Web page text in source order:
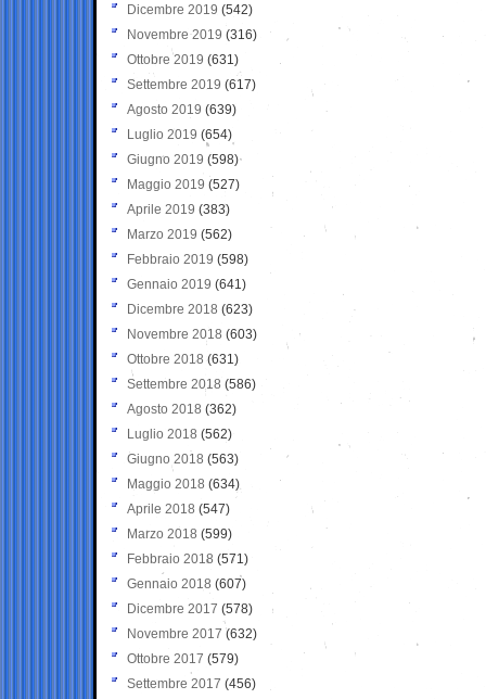
Dicembre 2019 (542)
Novembre 2019 (316)
Ottobre 2019 (631)
Settembre 2019 (617)
Agosto 2019 (639)
Luglio 2019 (654)
Giugno 2019 (598)
Maggio 2019 (527)
Aprile 2019 (383)
Marzo 2019 (562)
Febbraio 2019 (598)
Gennaio 2019 (641)
Dicembre 2018 (623)
Novembre 2018 (603)
Ottobre 2018 (631)
Settembre 2018 (586)
Agosto 2018 (362)
Luglio 2018 (562)
Giugno 2018 (563)
Maggio 2018 (634)
Aprile 2018 (547)
Marzo 2018 (599)
Febbraio 2018 (571)
Gennaio 2018 (607)
Dicembre 2017 (578)
Novembre 2017 (632)
Ottobre 2017 (579)
Settembre 2017 (456)